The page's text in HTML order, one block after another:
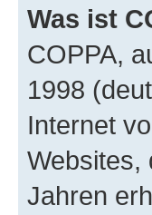
Was ist
COPPA,
1998
Internet
Websites,
Jahren